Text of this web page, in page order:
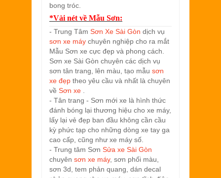
bong tróc.
*Vài nét về Mẫu Sơn:
- Trung Tâm Sơn Xe Sài Gòn dịch vụ
sơn xe máy chuyên nghiệp cho ra mắt
Mẫu Sơn xe cực đẹp và phong cách.
Sơn xe Sài Gòn chuyên các dịch vụ
sơn tân trang, lên màu, tạo mẫu sơn
xe đẹp theo yêu cầu và nhất là chuyên
về Sơn xe
- Tân trang - Sơn mới xe là hình thức
đánh bóng lại thương hiệu cho xe máy,
lấy lại vẻ đẹp ban đầu không cần cầu
kỳ phức tạp cho những dòng xe tay ga
cao cấp, cũng như xe máy số.
- Trung tâm Sơn Sửa xe Sài Gòn
chuyên sơn xe máy, sơn phối màu,
sơn 3d, tem phản quang, dán decal